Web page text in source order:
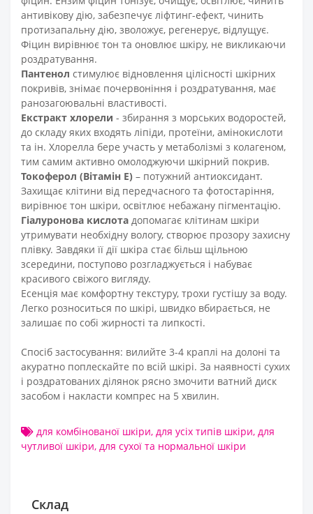
антивікову дію, забезпечує ліфтинг-ефект, чинить
протизапальну дію, зволожує, регенерує, відлущує.
Фіцин вирівнює тон та оновлює шкіру, не викликаючи
роздратування.
Пантенол стимулює відновлення цілісності шкірних
покривів, знімає почервоніння і роздратування, має
ранозагоювальні властивості.
Екстракт хлорели - збирання з морських водоростей,
до складу яких входять ліпіди, протеїни, амінокислоти
та ін. Хлорелла бере участь у метаболізмі з колагеном,
тим самим активно омолоджуючи шкірний покрив.
Токоферол (Вітамін Е) – потужний антиоксидант.
Захищає клітини від передчасного та фотостаріння,
вирівнює тон шкіри, освітлює небажану пігментацію.
Гіалуронова кислота допомагає клітинам шкіри
утримувати необхідну вологу, створює прозору захисну
плівку. Завдяки її дії шкіра стає більш щільною
зсередини, поступово розгладжується і набуває
красивого свіжого вигляду.
Есенція має комфортну текстуру, трохи густішу за воду.
Легко розноситься по шкірі, швидко вбирається, не
залишає по собі жирності та липкості.
Спосіб застосування: вилийте 3-4 краплі на долоні та
акуратно поплескайте по всій шкірі. За наявності сухих
і роздратованих ділянок рясно змочити ватний диск
засобом і накласти компрес на 5 хвилин.
для комбінованої шкіри, для усіх типів шкіри, для
чутливої шкіри, для сухої та нормальної шкіри
Склад